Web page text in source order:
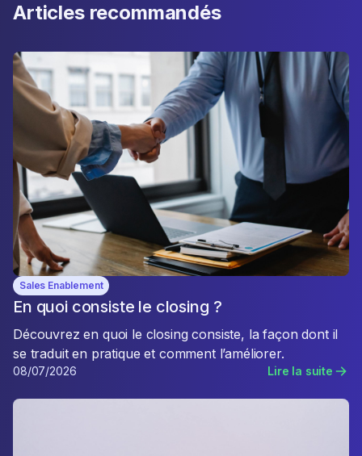
Articles recommandés
Sales Enablement
En quoi consiste le closing ?
Découvrez en quoi le closing consiste, la façon dont il
se traduit en pratique et comment l’améliorer.
08/07/2026 Lire la suite